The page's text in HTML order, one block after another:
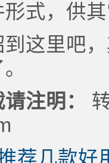
式，供
这里吧
注明：
荐几款好